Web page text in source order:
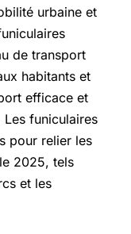
urbaine et
de transport
habitants et
efficace et
Les funiculaires
pour relier les
2025, tels
et les